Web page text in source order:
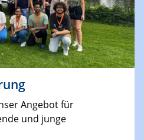
Angebot für
und junge